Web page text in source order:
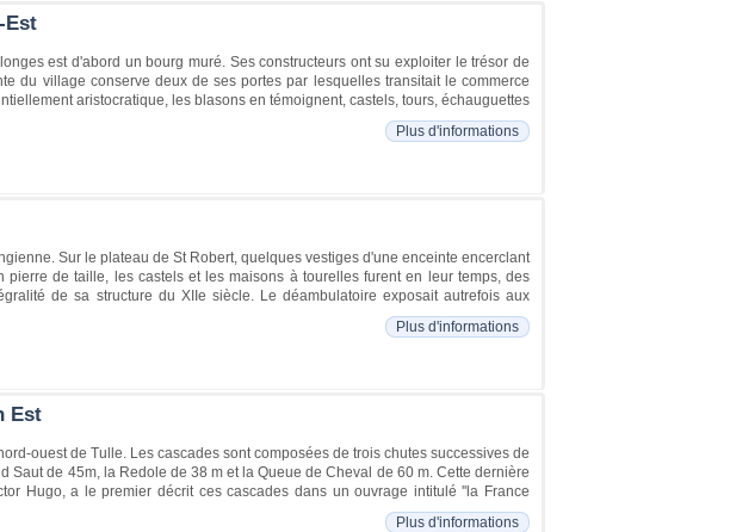
Est
est d'abord un bourg muré. Ses constructeurs ont su exploiter le trésor de
du village conserve deux de ses portes par lesquelles transitait le commerce
aristocratique, les blasons en témoignent, castels, tours, échauguettes
Plus d'informations
Sur le plateau de St Robert, quelques vestiges d'une enceinte encerclant
de taille, les castels et les maisons à tourelles furent en leur temps, des
de sa structure du XIIe siècle. Le déambulatoire exposait autrefois aux
Plus d'informations
Est
ouest de Tulle. Les cascades sont composées de trois chutes successives de
Saut de 45m, la Redole de 38 m et la Queue de Cheval de 60 m. Cette dernière
Hugo, a le premier décrit ces cascades dans un ouvrage intitulé ''la France
Plus d'informations